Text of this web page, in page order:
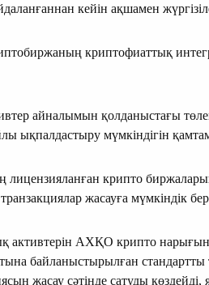
кейін ақшамен
криптофиаттық
айналымын қолданыстағы
ықпалдастыру мүмкіндігін
крипто
жасауға мүмкіндік
активтерін АХҚО крипто
байланыстырылған
жасау сәтінде сатуды көздейді,